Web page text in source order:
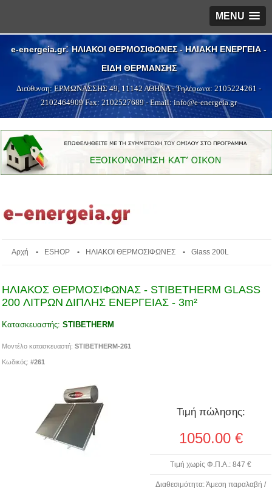
MENU
e-energeia.gr:ΗΛΙΑΚΟΙ ΘΕΡΜΟΣΙΦΩΝΕΣ - ΗΛΙΑΚΗ ΕΝΕΡΓΕΙΑ -
ΕΙΔΗ ΘΕΡΜΑΝΣΗΣ
Διεύθυνση:ΕΡΜΩΝΑΣΣΗΣ 49, 11142 ΑΘΗΝΑ- Τηλέφωνα:2105224261 -
2102464909Fax: 2102527689 - Email:info@e-energeia.gr
Αρχή ESHOP ΗΛΙΑΚΟΙ ΘΕΡΜΟΣΙΦΩΝΕΣ Glass 200L
ΗΛΙΑΚΟΣ ΘΕΡΜΟΣΙΦΩΝΑΣ - STIBETHERM GLASS
200 ΛΙΤΡΩΝ ΔΙΠΛΗΣ ΕΝΕΡΓΕΙΑΣ - 3m²
Κατασκευαστής: STIBETHERM
Μοντέλο κατασκευαστή: STIBETHERM-261
Κωδικός: #261
Τιμή πώλησης:
1050.00 €
Τιμή χωρίς Φ.Π.Α.: 847 €
Διαθεσιμότητα: Άμεση παραλαβή /